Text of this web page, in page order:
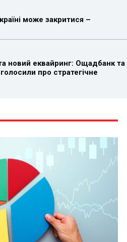
може закритися –
новий еквайринг: Ощадбанк та
про стратегічне